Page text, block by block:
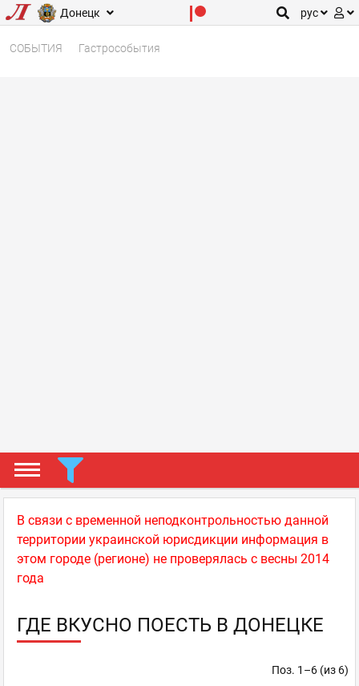
Донецк рус
СОБЫТИЯ Гастрособытия
В связи с временной неподконтрольностью данной
территории украинской юрисдикции информация в
этом городе (регионе) не проверялась с весны 2014
года
ГДЕ ВКУСНО ПОЕСТЬ В ДОНЕЦКЕ
Поз. 1–6 (из 6)